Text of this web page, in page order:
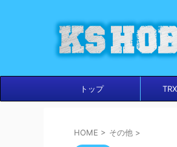
トップ
HOME > その他 >